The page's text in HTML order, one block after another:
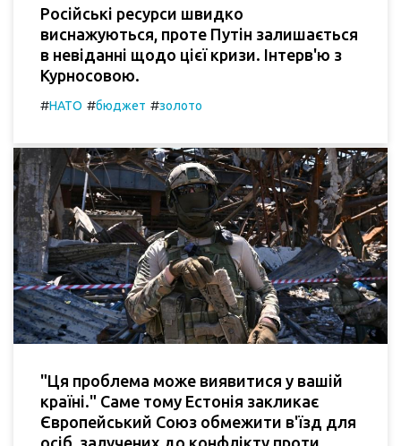
Російські ресурси швидко
виснажуються, проте Путін залишається
в невіданні щодо цієї кризи. Інтерв'ю з
Курносовою.
#НАТО #бюджет #золото
"Ця проблема може виявитися у вашій
країні." Саме тому Естонія закликає
Європейський Союз обмежити в'їзд для